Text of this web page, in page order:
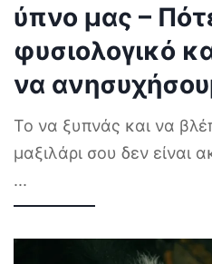
ύπνο μας –
φυσιολογικό
να
Το να ξυπνάς και να
μαξιλάρι σου δεν είναι
...